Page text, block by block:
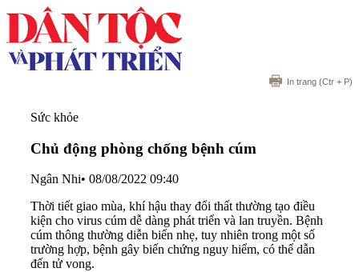
In trang (Ctr + P)
Sức khỏe
Chủ động phòng chống bệnh cúm
Ngân Nhi• 08/08/2022 09:40
Thời tiết giao mùa, khí hậu thay đổi thất thường tạo điều
kiện cho virus cúm dễ dàng phát triển và lan truyền. Bệnh
cúm thông thường diễn biến nhẹ, tuy nhiên trong một số
trường hợp, bệnh gây biến chứng nguy hiểm, có thể dẫn
đến tử vong.